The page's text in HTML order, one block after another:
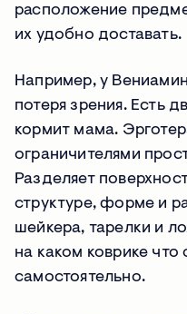
расположение
их удобно доставать.
Например, у
потеря зрения. Есть
кормит мама.
ограничителями
Разделяет
структуре, форме и
шейкера, тарелки и
на каком коврике что
самостоятельно.